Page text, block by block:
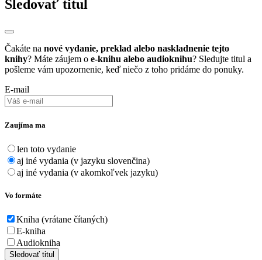
Sledovať titul
Čakáte na nové vydanie, preklad alebo naskladnenie tejto
knihy? Máte záujem o e-knihu alebo audioknihu? Sledujte titul a
pošleme vám upozornenie, keď niečo z toho pridáme do ponuky.
E-mail
Zaujíma ma
len toto vydanie
aj iné vydania (v jazyku slovenčina)
aj iné vydania (v akomkoľvek jazyku)
Vo formáte
Kniha (vrátane čítaných)
E-kniha
Audiokniha
Sledovať titul